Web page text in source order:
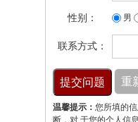
性别： 男
联系方式：
温馨提示： 您所填的
断，对 于您的个人信